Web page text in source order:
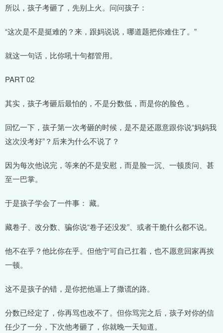
所以，孩子考砸了，先别上火。问问孩子：
“这次是不是挺难的？来，跟妈说说，哪道题把你难住了。”
就这一句话，比你吼十句都管用。
PART 02
其实，孩子考砸后最怕的，不是分数低，而是你的脸色 。
回忆一下，孩子第一次考砸的时候，是不是还愿意跟你说“妈妈我
这次没考好”？后来为什么不说了？
因为每次他说完，等来的不是安慰，而是脸一沉、一顿质问、甚
至一巴掌。
于是孩子学会了一件事： 藏。
藏卷子、改分数、骗你说“卷子还没发”、或者干脆什么都不说。
他不在乎？他比你在乎。但他宁可自己扛着，也不愿意回家再挨
一顿。
这不是孩子的错，是你把他逼上了撒谎的路。
分数已经定了，你再骂也改不了。但你骂完之后，孩子对你的信
任少了一分，下次他考砸了，你就晚一天知道。